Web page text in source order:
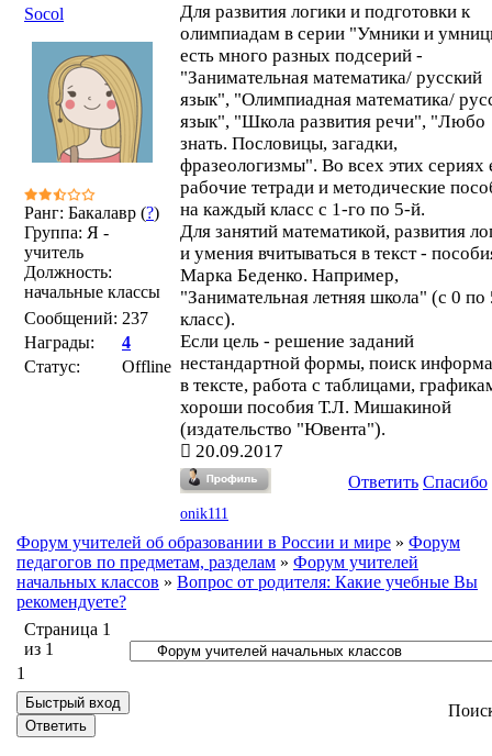
Socol
Ранг: Бакалавр (?)
Группа: Я -
учитель
Должность:
начальные классы
Сообщений: 237
Награды:
4
Статус:
Offline
Для развития логики и подготовки к
олимпиадам в серии "Умники и
есть много разных подсерий -
"Занимательная математика/ русский
язык", "Олимпиадная математика/
язык", "Школа развития речи", "Любо
знать. Пословицы, загадки,
фразеологизмы". Во всех этих сериях
рабочие тетради и методические
на каждый класс с 1-го по 5-й.
Для занятий математикой, развития
и умения вчитываться в текст -
Марка Беденко. Например,
"Занимательная летняя школа" (с 0 по
класс).
Если цель - решение заданий
нестандартной формы, поиск
в тексте, работа с таблицами,
хороши пособия Т.Л. Мишакиной
(издательство "Ювента").
20.09.2017
Ответить Спасибо
onik111
Форум учителей об образовании в России и мире » Форум
педагогов по предметам, разделам » Форум учителей
начальных классов » Вопрос от родителя: Какие учебные Вы
рекомендуете?
Страница 1
из 1
1